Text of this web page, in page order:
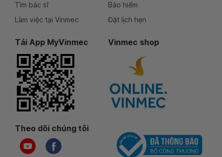
Tìm bác sĩ
Làm việc tại Vinmec
Bảo hiểm
Đặt lịch hẹn
Tải App MyVinmec Vinmec shop
Theo dõi chúng tôi